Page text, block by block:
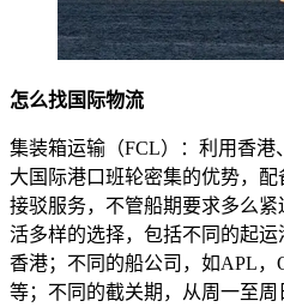
怎么找国际物流
集装箱运输（FCL）：利用香港
大国际港口班轮密集的优势，
接驳服务，不管船期要求多么
活多样的选择，包括不同的起运
香港；不同的船公司，如APL，
等；不同的截关期，从周一至周